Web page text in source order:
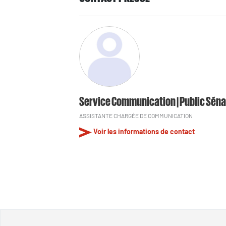
Service Communication | Public
ASSISTANTE CHARGÉE DE COMMUNICATION
Voir les informations de contact